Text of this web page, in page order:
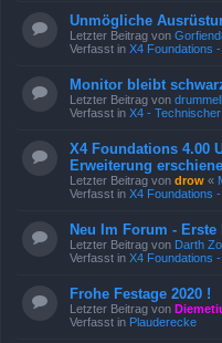
Unmögliche
Letzter Beitrag von
Verfasst in X4 Foundations -
Monitor bleibt
Letzter Beitrag von
Verfasst in X4 -
X4 Foundations 4.00
Erweiterung
Letzter Beitrag von drow «
Verfasst in X4 Foundations -
Neu Im Forum - Erste
Letzter Beitrag von Darth
Verfasst in X4 Foundations -
Frohe Festage 2020 !
Letzter Beitrag von
Verfasst in Plauderecke